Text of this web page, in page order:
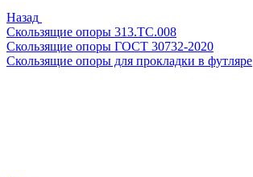
Назад
Скользящие опоры 313.ТС.008
Скользящие опоры ГОСТ 30732-2020
Скользящие опоры для прокладки в футляре